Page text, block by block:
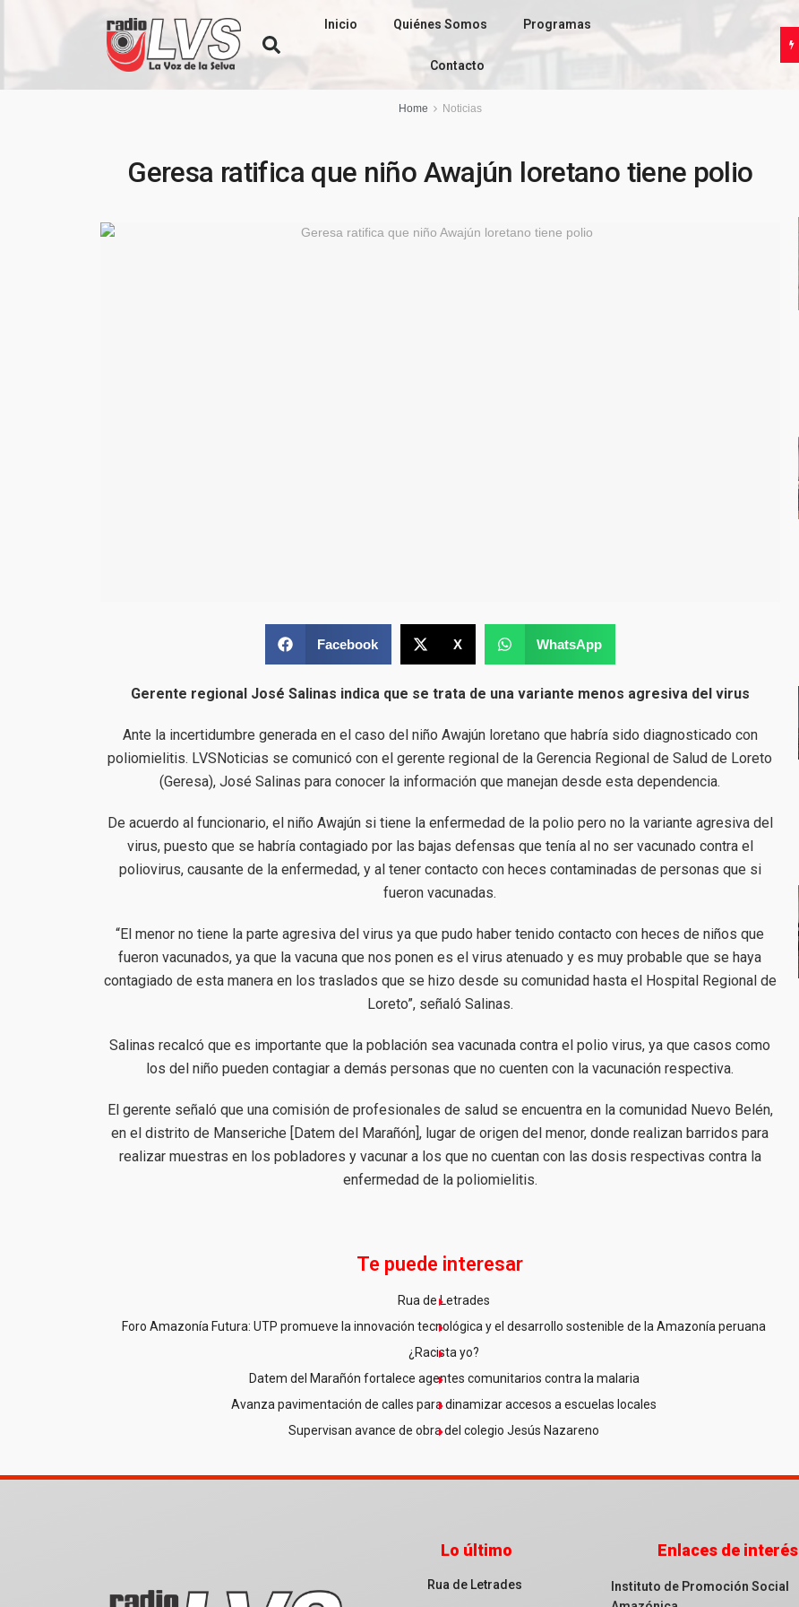
Inicio Quiénes Somos Programas
Contacto
Home Noticias
Geresa ratifica que niño Awajún loretano tiene polio
Facebook X WhatsApp
Gerente regional José Salinas indica que se trata de una variante menos agresiva del virus
Ante la incertidumbre generada en el caso del niño Awajún loretano que habría sido diagnosticado con
poliomielitis. LVSNoticias se comunicó con el gerente regional de la Gerencia Regional de Salud de Loreto
(Geresa), José Salinas para conocer la información que manejan desde esta dependencia.
De acuerdo al funcionario, el niño Awajún si tiene la enfermedad de la polio pero no la variante agresiva del
virus, puesto que se habría contagiado por las bajas defensas que tenía al no ser vacunado contra el
poliovirus, causante de la enfermedad, y al tener contacto con heces contaminadas de personas que si
fueron vacunadas.
“El menor no tiene la parte agresiva del virus ya que pudo haber tenido contacto con heces de niños que
fueron vacunados, ya que la vacuna que nos ponen es el virus atenuado y es muy probable que se haya
contagiado de esta manera en los traslados que se hizo desde su comunidad hasta el Hospital Regional de
Loreto”, señaló Salinas.
Salinas recalcó que es importante que la población sea vacunada contra el polio virus, ya que casos como
los del niño pueden contagiar a demás personas que no cuenten con la vacunación respectiva.
El gerente señaló que una comisión de profesionales de salud se encuentra en la comunidad Nuevo Belén,
en el distrito de Manseriche [Datem del Marañón], lugar de origen del menor, donde realizan barridos para
realizar muestras en los pobladores y vacunar a los que no cuentan con las dosis respectivas contra la
enfermedad de la poliomielitis.
Te puede interesar
Rua de Letrades
Foro Amazonía Futura: UTP promueve la innovación tecnológica y el desarrollo sostenible de la Amazonía peruana
¿Racista yo?
Datem del Marañón fortalece agentes comunitarios contra la malaria
Avanza pavimentación de calles para dinamizar accesos a escuelas locales
Supervisan avance de obra del colegio Jesús Nazareno
Lo último
Rua de Letrades
Enlaces de interés
Instituto de Promoción Social